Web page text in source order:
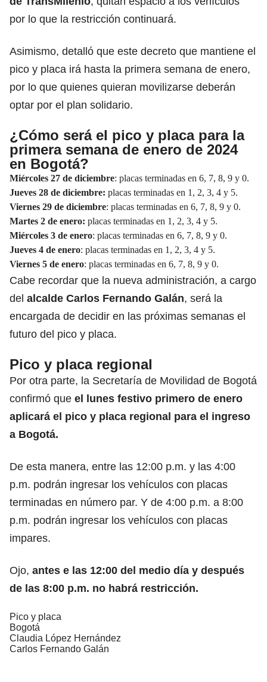
por lo que la restricción continuará.
Asimismo, detalló que este decreto que mantiene el
pico y placa irá hasta la primera semana de enero,
por lo que quienes quieran movilizarse deberán
optar por el plan solidario.
¿Cómo será el pico y placa para la
primera semana de enero de 2024
en Bogotá?
Miércoles 27 de diciembre: placas terminadas en 6, 7, 8, 9 y 0.
Jueves 28 de diciembre: placas terminadas en 1, 2, 3, 4 y 5.
Viernes 29 de diciembre: placas terminadas en 6, 7, 8, 9 y 0.
Martes 2 de enero: placas terminadas en 1, 2, 3, 4 y 5.
Miércoles 3 de enero: placas terminadas en 6, 7, 8, 9 y 0.
Jueves 4 de enero: placas terminadas en 1, 2, 3, 4 y 5.
Viernes 5 de enero: placas terminadas en 6, 7, 8, 9 y 0.
Cabe recordar que la nueva administración, a cargo
del alcalde Carlos Fernando Galán, será la
encargada de decidir en las próximas semanas el
futuro del pico y placa.
Pico y placa regional
Por otra parte, la Secretaría de Movilidad de Bogotá
confirmó que el lunes festivo primero de enero
aplicará el pico y placa regional para el ingreso
a Bogotá.
De esta manera, entre las 12:00 p.m. y las 4:00
p.m. podrán ingresar los vehículos con placas
terminadas en número par. Y de 4:00 p.m. a 8:00
p.m. podrán ingresar los vehículos con placas
impares.
Ojo, antes e las 12:00 del medio día y después
de las 8:00 p.m. no habrá restricción.
Pico y placa
Bogotá
Claudia López Hernández
Carlos Fernando Galán